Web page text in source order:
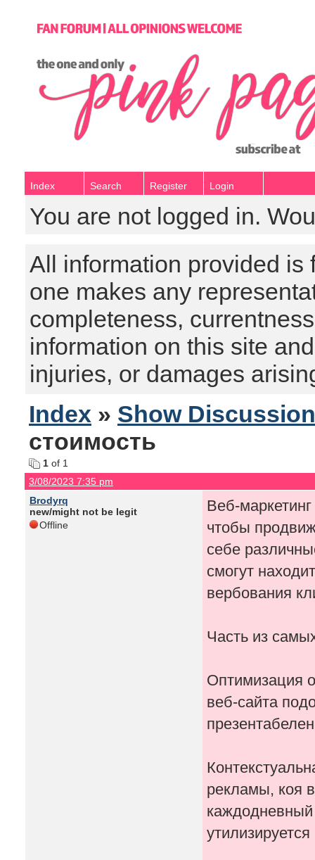
Index Search Register Login
You are not logged in.
All information provided is
one makes any
completeness,
information on this site
injuries, or damages
Index » Show
стоимость
1 of 1
3/08/2023 7:35 pm
Brodyrq
new/might not be legit
Offline
Веб-
чтобы
себе
смогут
вербования
Часть из
Оптимизация
веб-сайта
рекламы, коя